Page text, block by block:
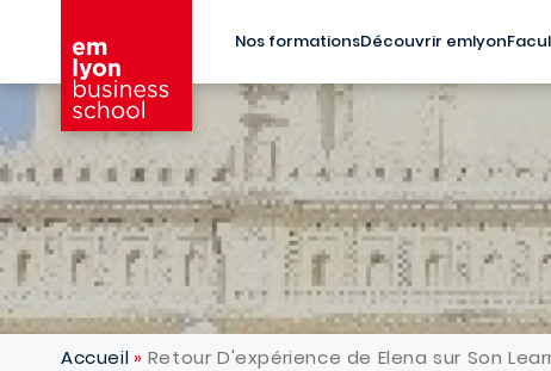
Nos formationsDécouvrir emlyon
Accueil Retour D'expérience de Elena sur Son